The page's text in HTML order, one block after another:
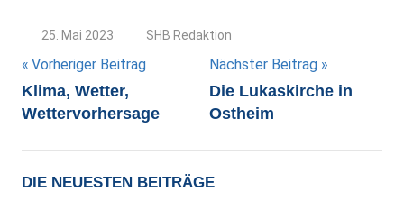
25. Mai 2023 SHB Redaktion
Beitragsnavigation
Vorheriger Beitrag
Klima, Wetter,
Wettervorhersage
Nächster Beitrag
Die Lukaskirche in
Ostheim
DIE NEUESTEN BEITRÄGE